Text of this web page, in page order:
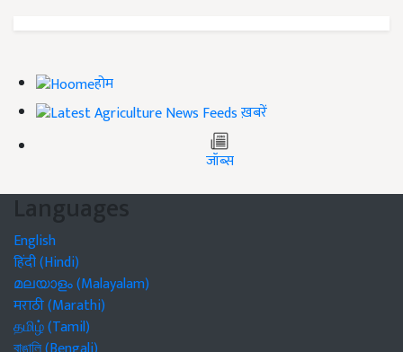
होम
ख़बरें
जॉब्स
Languages
English
हिंदी (Hindi)
മലയാളം (Malayalam)
मराठी (Marathi)
தமிழ் (Tamil)